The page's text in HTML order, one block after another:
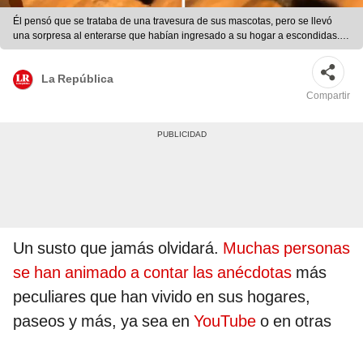
Él pensó que se trataba de una travesura de sus mascotas, pero se llevó
una sorpresa al enterarse que habían ingresado a su hogar a escondidas.
Foto: captura de YouTube
La República
Compartir
Un susto que jamás olvidará. Muchas personas
se han animado a contar las anécdotas más
peculiares que han vivido en sus hogares,
paseos y más, ya sea en YouTube o en otras